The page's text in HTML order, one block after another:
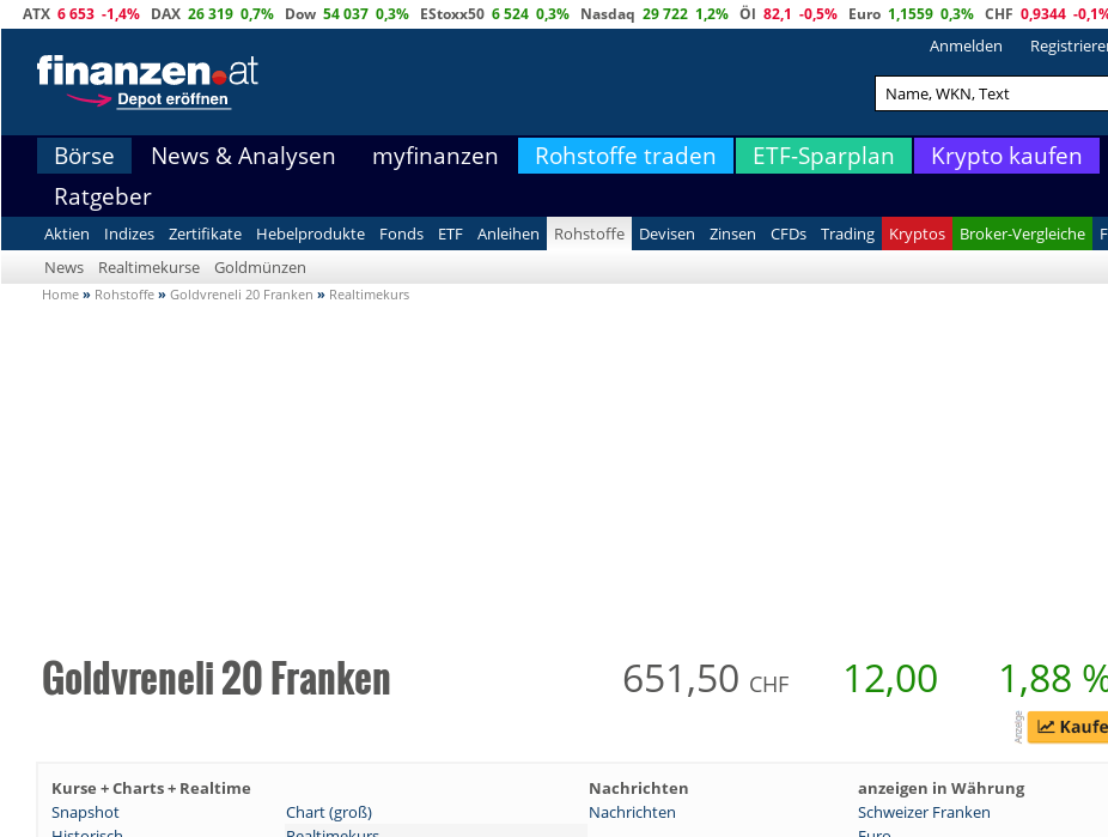
ATX 6 653 -1,4% DAX 26 319 0,7% Dow 54 037 0,3% EStoxx50 6 524 0,3% Nasdaq 29 722 1,2% Öl 82,1 -0,5% Euro 1,1559 0,3% CHF 0,9344 -
Anmelden
Börse News & Analysen myfinanzen Rohstoffe traden ETF-Sparplan
Krypto kaufen
Ratgeber
Aktien Indizes Zertifikate Hebelprodukte Fonds ETF Anleihen Rohstoffe Devisen Zinsen CFDs Trading Kryptos Broker-Vergleiche
News
Realtimekurse Goldmünzen
Home » Rohstoffe » Goldvreneli 20 Franken » Realtimekurs
Goldvreneli 20 Franken 651,50 CHF 12,00 1,88
Kurse + Charts + Realtime Nachrichten
anzeigen in Währung
Snapshot
Chart (groß) Nachrichten
Schweizer Franken